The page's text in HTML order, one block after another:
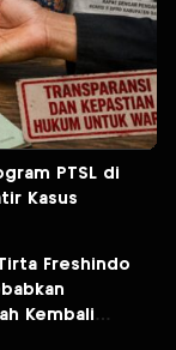
PTSL di
Kasus
Freshindo
Kembali